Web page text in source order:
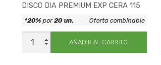
DISCO DIA PREMIUM EXP CERA 115
DISCO
DIA
PREMIUM
AÑADIR AL CARRITO
*20%por20 un. Oferta combinable